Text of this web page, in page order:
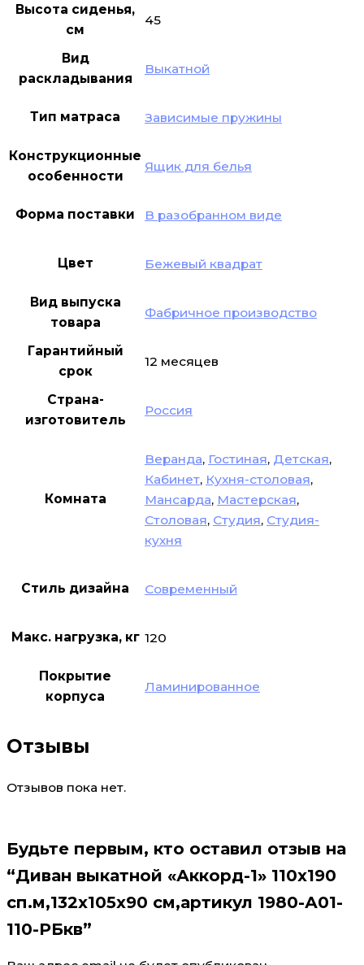
Высота сиденья,
см
45
Вид
раскладывания
Выкатной
Тип матраса Зависимые пружины
Конструкционные
особенности
Ящик для белья
Форма поставки В разобранном виде
Цвет Бежевый квадрат
Вид выпуска
товара
Фабричное производство
Гарантийный
срок
12 месяцев
Страна-
изготовитель
Россия
Комната
Веранда, Гостиная, Детская,
Кабинет, Кухня-столовая,
Мансарда, Мастерская,
Столовая, Студия, Студия-
кухня
Стиль дизайна Современный
Макс. нагрузка, кг 120
Покрытие
корпуса
Ламинированное
Отзывы
Отзывов пока нет.
Будьте первым, кто оставил отзыв на
“Диван выкатной «Аккорд-1» 110х190
сп.м,132х105х90 см,артикул 1980-А01-
110-РБкв”